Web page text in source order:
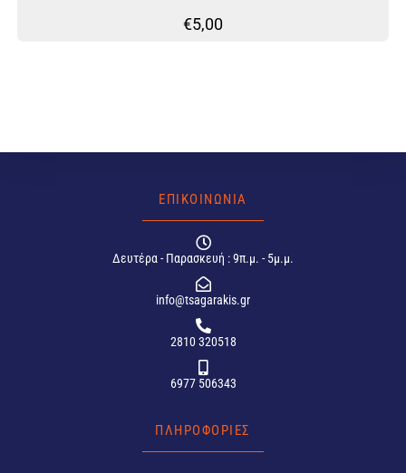
€5,00
ΕΠΙΚΟΙΝΩΝΙΑ
Δευτέρα - Παρασκευή : 9π.μ. - 5μ.μ.
info@tsagarakis.gr
2810 320518
6977 506343
ΠΛΗΡΟΦΟΡΙΕΣ